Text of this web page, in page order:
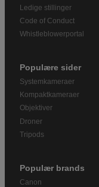
Ledige stillinger
Code of Conduct
Whistleblowerportal
Populære sider
Systemkameraer
Kompaktkameraer
Objektiver
Droner
Tripods
Populær brands
Canon